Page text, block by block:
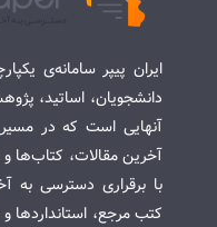
ایران پیپر سامانه‌ی
دانشجویان، اساتید،
آنهایی است که در
آخرین مقالات، کتاب‌ها
با برقراری دسترسی به
کتب مرجع، استانداردها